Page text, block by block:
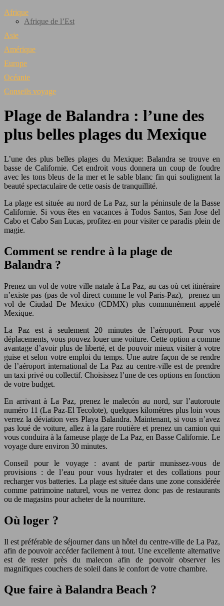
Afrique
Afrique de l’Est
Asie
Amérique
Europe
Océanie
Conseils voyage
Plage de Balandra : l’une des
plus belles plages du Mexique
L’une des plus belles plages du Mexique: Balandra se trouve en
basse de Californie. Cet endroit vous donnera un coup de foudre
avec les tons bleus de la mer et le sable blanc fin qui soulignent la
beauté spectaculaire de cette oasis de tranquillité.
La plage est située au nord de La Paz, sur la péninsule de la Basse
Californie. Si vous êtes en vacances à Todos Santos, San Jose del
Cabo et Cabo San Lucas, profitez-en pour visiter ce paradis plein de
magie.
Comment se rendre à la plage de
Balandra ?
Prenez un vol de votre ville natale à La Paz, au cas où cet itinéraire
n’existe pas (pas de vol direct comme le vol Paris-Paz), prenez un
vol de Ciudad De Mexico (CDMX) plus communément appelé
Mexique.
La Paz est à seulement 20 minutes de l’aéroport. Pour vos
déplacements, vous pouvez louer une voiture. Cette option a comme
avantage d’avoir plus de liberté, et de pouvoir mieux visiter à votre
guise et selon votre emploi du temps. Une autre façon de se rendre
de l’aéroport international de La Paz au centre-ville est de prendre
un taxi privé ou collectif. Choisissez l’une de ces options en fonction
de votre budget.
En arrivant à La Paz, prenez le malecón au nord, sur l’autoroute
numéro 11 (La Paz-El Tecolote), quelques kilomètres plus loin vous
verrez la déviation vers Playa Balandra. Maintenant, si vous n’avez
pas loué de voiture, allez à la gare routière et prenez un camion qui
vous conduira à la fameuse plage de La Paz, en Basse Californie. Le
voyage dure environ 30 minutes.
Conseil pour le voyage : avant de partir munissez-vous de
provisions : de l’eau pour vous hydrater et des collations pour
recharger vos batteries. La plage est située dans une zone considérée
comme patrimoine naturel, vous ne verrez donc pas de restaurants
ou de magasins pour acheter de la nourriture.
Où loger ?
Il est préférable de séjourner dans un hôtel du centre-ville de La Paz,
afin de pouvoir accéder facilement à tout. Une excellente alternative
est de rester près du malecon afin de pouvoir observer les
magnifiques couchers de soleil dans le confort de votre chambre.
Que faire à Balandra Beach ?